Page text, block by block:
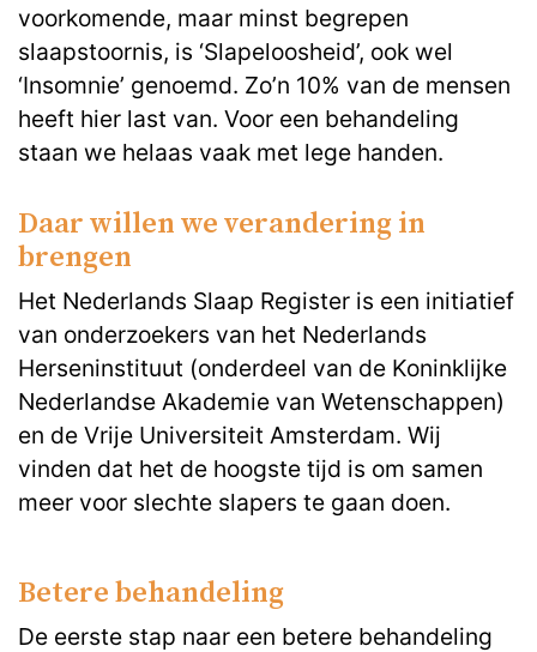
voorkomende, maar minst begrepen
slaapstoornis, is ‘Slapeloosheid’, ook wel
‘Insomnie’ genoemd. Zo’n 10% van de mensen
heeft hier last van. Voor een behandeling
staan we helaas vaak met lege handen.
Daar willen we verandering in
brengen
Het Nederlands Slaap Register is een initiatief
van onderzoekers van het Nederlands
Herseninstituut (onderdeel van de Koninklijke
Nederlandse Akademie van Wetenschappen)
en de Vrije Universiteit Amsterdam. Wij
vinden dat het de hoogste tijd is om samen
meer voor slechte slapers te gaan doen.
Betere behandeling
De eerste stap naar een betere behandeling